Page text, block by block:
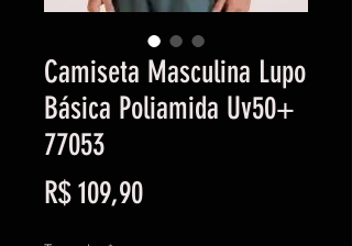
Camiseta Masculina Lupo
Básica Poliamida Uv50+
77053
R$ 109,90Preço